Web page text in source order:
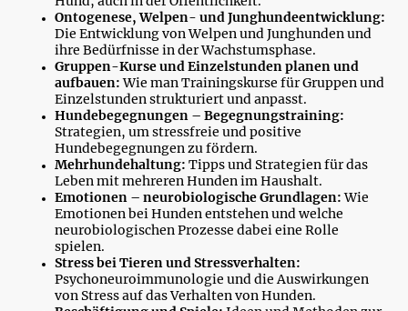
Ontogenese, Welpen- und Junghundeentwicklung:
Die Entwicklung von Welpen und Junghunden und
ihre Bedürfnisse in der Wachstumsphase.
Gruppen-Kurse und Einzelstunden planen und
aufbauen:Wie man Trainingskurse für Gruppen und
Einzelstunden strukturiert und anpasst.
Hundebegegnungen – Begegnungstraining:
Strategien, um stressfreie und positive
Hundebegegnungen zu fördern.
Mehrhundehaltung: Tipps und Strategien für das
Leben mit mehreren Hunden im Haushalt.
Emotionen – neurobiologische Grundlagen:Wie
Emotionen bei Hunden entstehen und welche
neurobiologischen Prozesse dabei eine Rolle
spielen.
Stress bei Tieren und Stressverhalten:
Psychoneuroimmunologie und die Auswirkungen
von Stress auf das Verhalten von Hunden.